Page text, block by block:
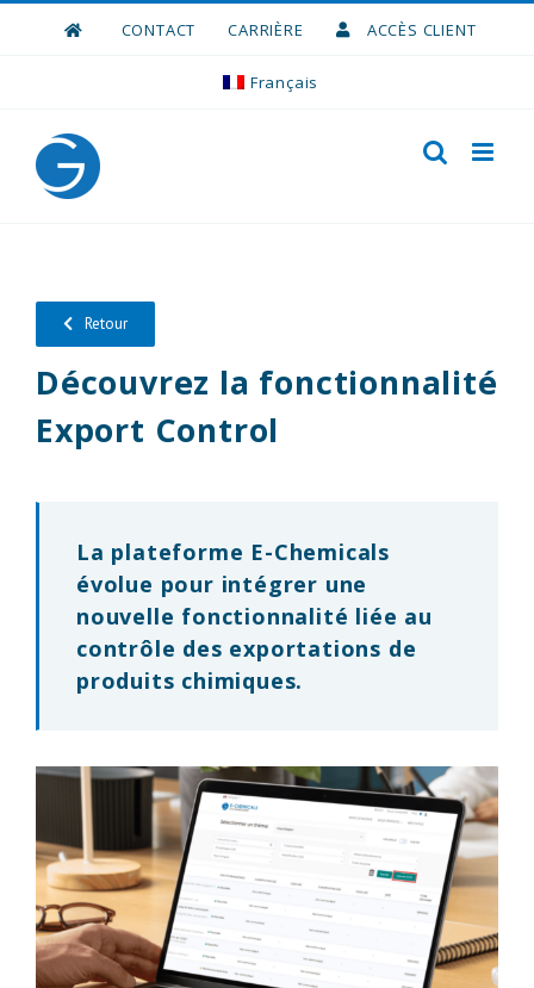
CONTACT CARRIÈRE ACCÈS CLIENT
Français
Retour
Découvrez la fonctionnalité
Export Control
La plateforme E-Chemicals
évolue pour intégrer une
nouvelle fonctionnalité liée au
contrôle des exportations de
produits chimiques.